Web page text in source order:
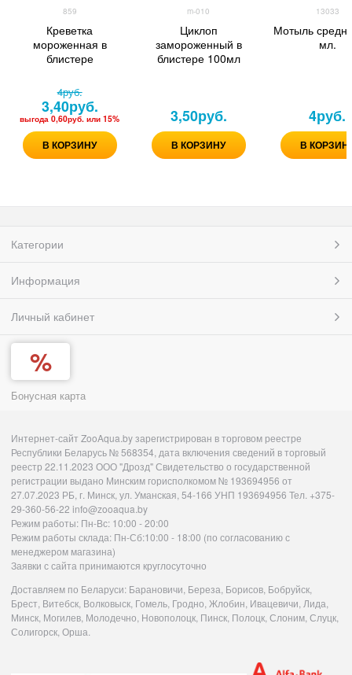
859
Креветка
мороженная в
блистере
4руб.
3,40руб.
выгода0,60руб. или15%
В КОРЗИНУ
m-010
Циклоп
замороженный в
блистере 100мл
3,50руб.
В КОРЗИНУ
13033
Мотыль
мл.
4руб.
В
Категории
Информация
Личный кабинет
Бонусная карта
Интернет-сайт ZooAqua.by зарегистрирован в торговом реестре
Республики Беларусь № 568354, дата включения сведений в торговый
реестр 22.11.2023 ООО "Дрозд" Свидетельство о государственной
регистрации выдано Минским горисполкомом № 193694956 от
27.07.2023 РБ, г. Минск, ул. Уманская, 54-166 УНП 193694956 Тел. +375-
29-360-56-22 info@zooaqua.by
Режим работы: Пн-Вс: 10:00 - 20:00
Режим работы склада: Пн-Сб:10:00 - 18:00 (по согласованию с
менеджером магазина)
Заявки с сайта принимаются круглосуточно
Доставляем по Беларуси: Барановичи, Береза, Борисов, Бобруйск,
Брест, Витебск, Волковыск, Гомель, Гродно, Жлобин, Ивацевичи, Лида,
Минск, Могилев, Молодечно, Новополоцк, Пинск, Полоцк, Слоним, Слуцк,
Солигорск, Орша.